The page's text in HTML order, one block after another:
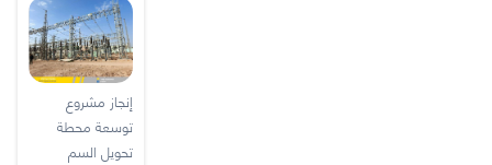
إنجاز مشروع
توسعة محطة
تحويل السم